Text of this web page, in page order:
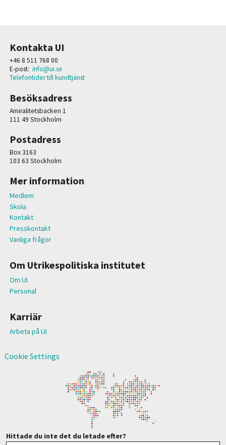
Kontakta UI
+46 8 511 768 00
E-post: info@ui.se
Telefontider till kundtjänst
Besöksadress
Amiralitetsbacken 1
111 49 Stockholm
Postadress
Box 3163
103 63 Stockholm
Mer information
Medlem
Skola
Kontakt
Presskontakt
Vanliga frågor
Om Utrikespolitiska institutet
Om UI
Personal
Karriär
Arbeta på UI
Cookie Settings
Hittade du inte det du letade efter?